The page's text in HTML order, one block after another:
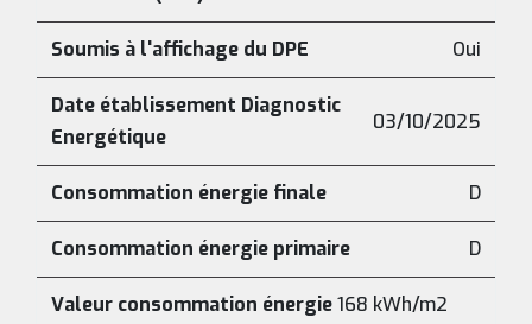
Soumis à l'affichage du DPE Oui
Date établissement Diagnostic
Energétique
03/10/2025
Consommation énergie finale D
Consommation énergie primaire D
Valeur consommation énergie168 kWh/m2